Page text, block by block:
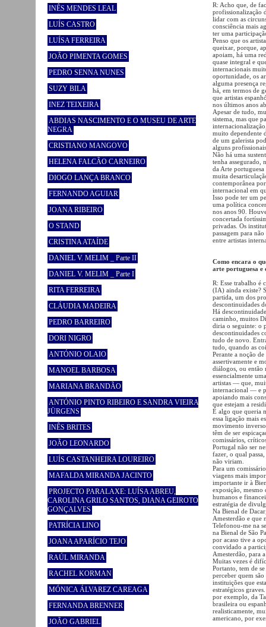
INÊS MENDES LEAL
LUÍS CASTRO
LUÍSA FERREIRA
JOÃO PIMENTA GOMES
PEDRO SENNA NUNES
SUZY BILA
INEZ TEIXEIRA
ABDIAS NASCIMENTO E O MUSEU DE ARTE
NEGRA
CRISTIANO MANGOVO
HELENA FALCÃO CARNEIRO
DIOGO LANÇA BRANCO
FERNANDO AGUIAR
JOANA RIBEIRO
O STAND
CRISTINA ATAÍDE
DANIEL V. MELIM _ Parte II
DANIEL V. MELIM _ Parte I
RITA FERREIRA
CLÁUDIA MADEIRA
PEDRO BARREIRO
DORI NIGRO
ANTÓNIO OLAIO
MANOEL BARBOSA
MARIANA BRANDÃO
ANTÓNIO PINTO RIBEIRO E SANDRA VIEIRA
JÜRGENS
INÊS BRITES
JOÃO LEONARDO
LUÍS CASTANHEIRA LOUREIRO
MAFALDA MIRANDA JACINTO
PROJECTO PARALAXE: LUÍSA ABREU,
CAROLINA GRILO SANTOS, DIANA GEIROTO
GONÇALVES
PATRÍCIA LINO
JOANA APARÍCIO TEJO
RAÚL MIRANDA
RACHEL KORMAN
MÓNICA ÁLVAREZ CAREAGA
FERNANDA BRENNER
JOÃO GABRIEL
R: Acho que, de
profissionalização
lidar com as
consciência mais
ter uma
Penso que os
queixar, porque,
apoiam, há uma
quase integral e
internacionais
oportunidade, os
alguma presença
há, em termos de
que artistas
nos últimos anos
Apesar de tudo,
sistema, mas que
muito dependente
de um galerista
alguns
Não há uma
tenha assegurado,
da Arte
muita
contemporânea
internacional em
Isso pode ter um
uma política
nos anos 90.
concertada
privadas. Os
passagem para
entre artistas
Como encara o
arte portuguesa e
R: Esse trabalho é
(IA) ainda existe?
partida, um dos
descontinuidades
Há
caminho, muitos
diria o seguinte: o
descontinuidades
tudo de novo.
tudo, quando as
Perante a noção
assertivamente e
diálogos, ou então
essencialmente
artistas — que,
internacional — e
apoiando mais
que estejam a
É algo que queria
essa ligação mais
movimento
têm de ser
comissários,
Portugal não ser
fazer, o qual
não viriam.
Para um
viagens mais
importante ir à
exposição, mesmo
humanos e
estratégia de
Na Bienal de
Amesterdão e que
Telefonou-me na
na Bienal de São
por acaso tive a
convidado a
Amesterdão, para
Muitas vezes é
Portanto, tem de
perceber quem são
instituições que
estratégicos
por exemplo, da
brasileira ou
realisticamente,
americano, por